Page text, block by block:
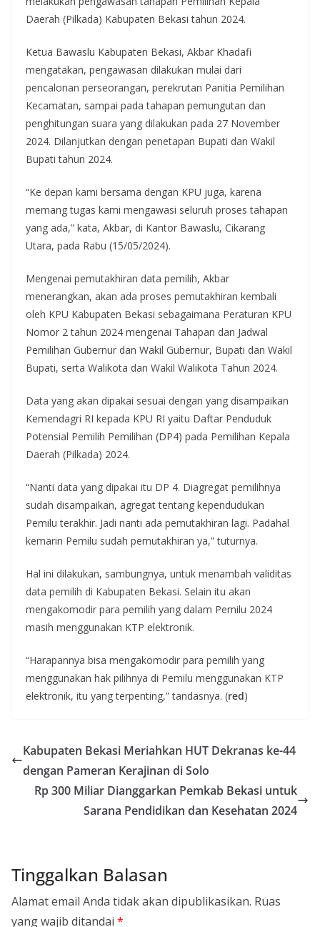
Daerah (Pilkada) Kabupaten Bekasi tahun 2024.
Ketua Bawaslu Kabupaten Bekasi, Akbar Khadafi
mengatakan, pengawasan dilakukan mulai dari
pencalonan perseorangan, perekrutan Panitia Pemilihan
Kecamatan, sampai pada tahapan pemungutan dan
penghitungan suara yang dilakukan pada 27 November
2024. Dilanjutkan dengan penetapan Bupati dan Wakil
Bupati tahun 2024.
“Ke depan kami bersama dengan KPU juga, karena
memang tugas kami mengawasi seluruh proses tahapan
yang ada,” kata, Akbar, di Kantor Bawaslu, Cikarang
Utara, pada Rabu (15/05/2024).
Mengenai pemutakhiran data pemilih, Akbar
menerangkan, akan ada proses pemutakhiran kembali
oleh KPU Kabupaten Bekasi sebagaimana Peraturan KPU
Nomor 2 tahun 2024 mengenai Tahapan dan Jadwal
Pemilihan Gubernur dan Wakil Gubernur, Bupati dan Wakil
Bupati, serta Walikota dan Wakil Walikota Tahun 2024.
Data yang akan dipakai sesuai dengan yang disampaikan
Kemendagri RI kepada KPU RI yaitu Daftar Penduduk
Potensial Pemilih Pemilihan (DP4) pada Pemilihan Kepala
Daerah (Pilkada) 2024.
“Nanti data yang dipakai itu DP 4. Diagregat pemilihnya
sudah disampaikan, agregat tentang kependudukan
Pemilu terakhir. Jadi nanti ada pemutakhiran lagi. Padahal
kemarin Pemilu sudah pemutakhiran ya,” tuturnya.
Hal ini dilakukan, sambungnya, untuk menambah validitas
data pemilih di Kabupaten Bekasi. Selain itu akan
mengakomodir para pemilih yang dalam Pemilu 2024
masih menggunakan KTP elektronik.
“Harapannya bisa mengakomodir para pemilih yang
menggunakan hak pilihnya di Pemilu menggunakan KTP
elektronik, itu yang terpenting,” tandasnya. (red)
Kabupaten Bekasi Meriahkan HUT Dekranas ke-44
dengan Pameran Kerajinan di Solo
Rp 300 Miliar Dianggarkan Pemkab Bekasi untuk
Sarana Pendidikan dan Kesehatan 2024
Tinggalkan Balasan
Alamat email Anda tidak akan dipublikasikan. Ruas
yang wajib ditandai *